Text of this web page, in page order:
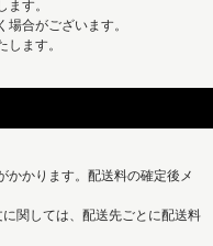
す。
合がございます。
ます。
かります。配送料の確定後メ
関しては、配送先ごとに配送料